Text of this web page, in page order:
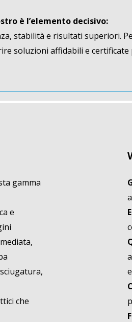
è l’elemento decisivo:
stabilità e risultati superiori.
soluzioni affidabili e certificate
gamma
e
che